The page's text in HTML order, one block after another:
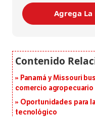
Agrega
Panamá y Missouri
comercio agropecuario
Oportunidades para
tecnológico